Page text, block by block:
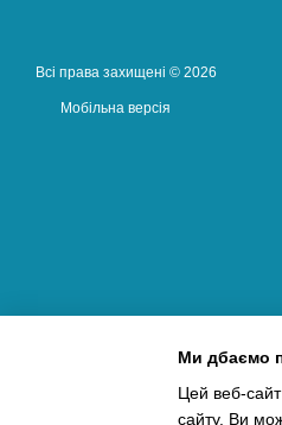
Всі права захищені © 2026
Мобільна версія
Ми дбаємо
Цей веб-
сайту. Ви